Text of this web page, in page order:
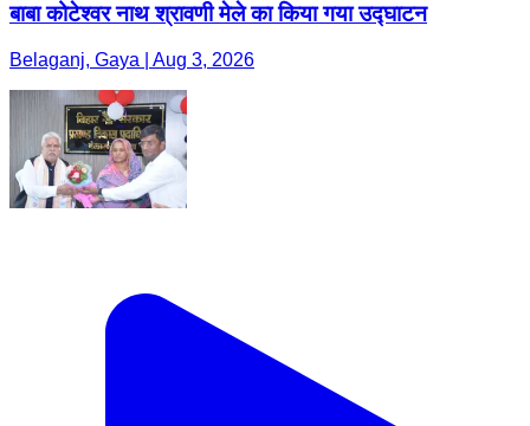
बाबा कोटेश्वर नाथ श्रावणी मेले का किया गया उद्घाटन
Belaganj, Gaya | Aug 3, 2026